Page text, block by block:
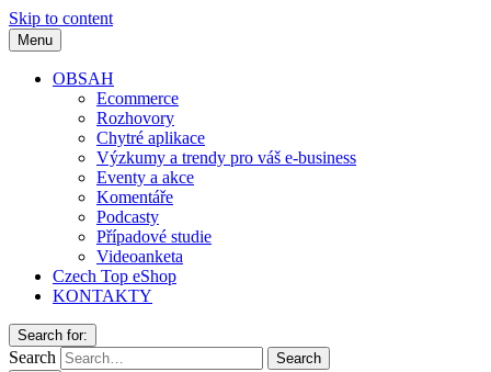
Skip to content
Menu
OBSAH
Ecommerce
Rozhovory
Chytré aplikace
Výzkumy a trendy pro váš e-business
Eventy a akce
Komentáře
Podcasty
Případové studie
Videoanketa
Czech Top eShop
KONTAKTY
Search for:
Search